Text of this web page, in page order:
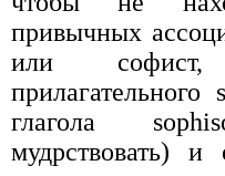
привычных
или
глагола
мудрствовать) и